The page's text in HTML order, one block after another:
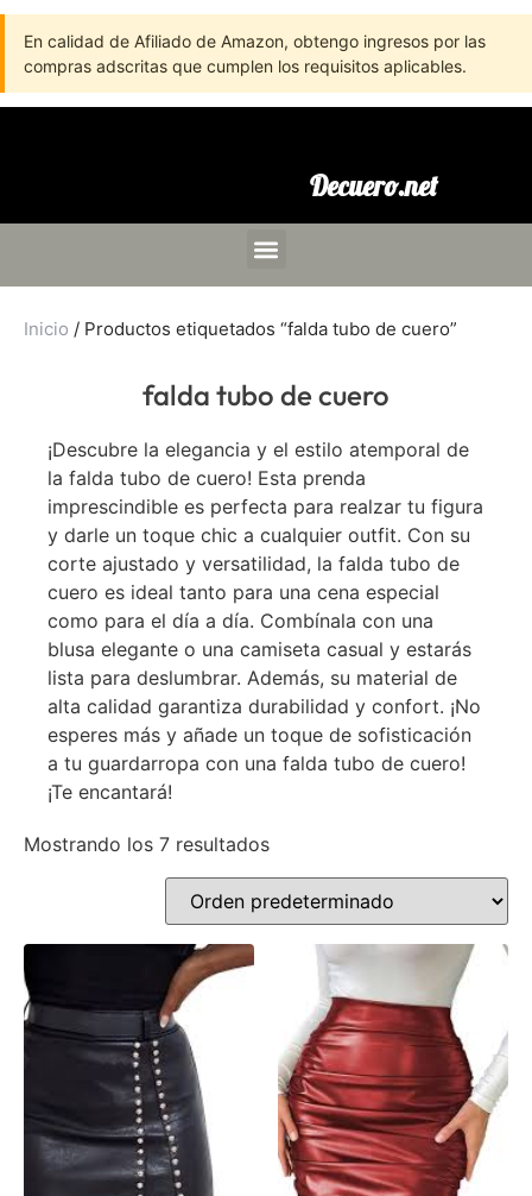
En calidad de Afiliado de Amazon, obtengo ingresos por las
compras adscritas que cumplen los requisitos aplicables.
Decuero.net
Inicio / Productos etiquetados “falda tubo de cuero”
falda tubo de cuero
¡Descubre la elegancia y el estilo atemporal de
la falda tubo de cuero! Esta prenda
imprescindible es perfecta para realzar tu figura
y darle un toque chic a cualquier outfit. Con su
corte ajustado y versatilidad, la falda tubo de
cuero es ideal tanto para una cena especial
como para el día a día. Combínala con una
blusa elegante o una camiseta casual y estarás
lista para deslumbrar. Además, su material de
alta calidad garantiza durabilidad y confort. ¡No
esperes más y añade un toque de sofisticación
a tu guardarropa con una falda tubo de cuero!
¡Te encantará!
Mostrando los 7 resultados